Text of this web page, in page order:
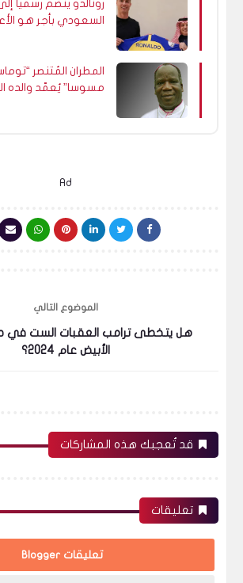
رونالدو ينضم رسميا
السعودي بأجر هو
المطران المُتنصر
مسوسا” يُعمّد والده
Ad
الموضوع التالي
هل يتخطى ترامب العقبات الست في
الأبيض عام 2024؟
قد تُعجبك هذه المشاركات
تعليقات
تعليقات Blogger